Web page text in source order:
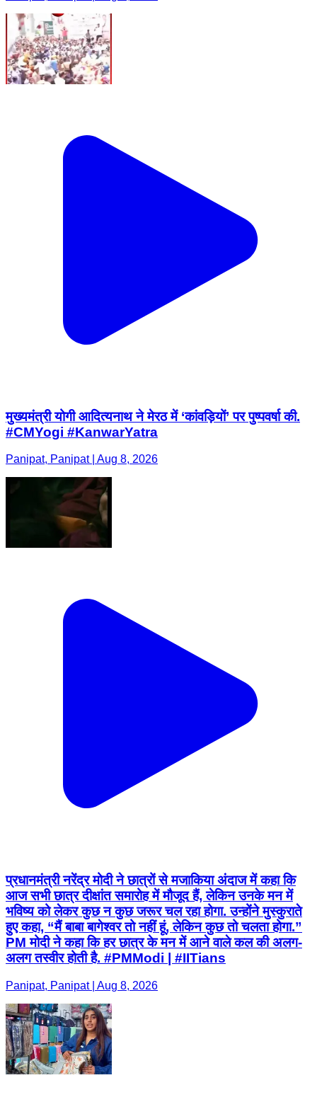
मुख्यमंत्री योगी आदित्यनाथ ने मेरठ में ‘कांवड़ियों’ पर पुष्पवर्षा की.
#CMYogi #KanwarYatra
Panipat, Panipat | Aug 8, 2026
प्रधानमंत्री नरेंद्र मोदी ने छात्रों से मजाकिया अंदाज में कहा कि
आज सभी छात्र दीक्षांत समारोह में मौजूद हैं, लेकिन उनके मन में
भविष्य को लेकर कुछ न कुछ जरूर चल रहा होगा. उन्होंने मुस्कुराते
हुए कहा, “मैं बाबा बागेश्वर तो नहीं हूं, लेकिन कुछ तो चलता होगा.”
PM मोदी ने कहा कि हर छात्र के मन में आने वाले कल की अलग-
अलग तस्वीर होती है. #PMModi | #IITians
Panipat, Panipat | Aug 8, 2026